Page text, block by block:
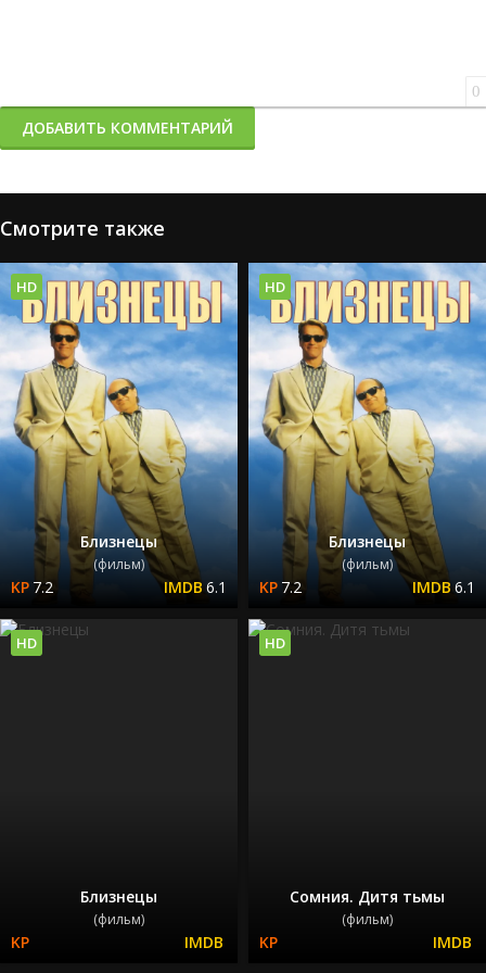
0
ДОБАВИТЬ КОММЕНТАРИЙ
Смотрите также
Близнецы
(фильм)
7.2 6.1
HD
Близнецы
(фильм)
7.2 6.1
HD
Близнецы
(фильм)
HD
Сомния. Дитя тьмы
(фильм)
HD